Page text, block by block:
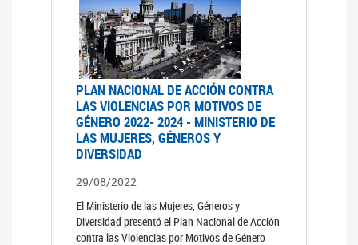
PLAN NACIONAL DE ACCIÓN CONTRA
LAS VIOLENCIAS POR MOTIVOS DE
GÉNERO 2022- 2024 - MINISTERIO DE
LAS MUJERES, GÉNEROS Y
DIVERSIDAD
29/08/2022
El Ministerio de las Mujeres, Géneros y
Diversidad presentó el Plan Nacional de Acción
contra las Violencias por Motivos de Género